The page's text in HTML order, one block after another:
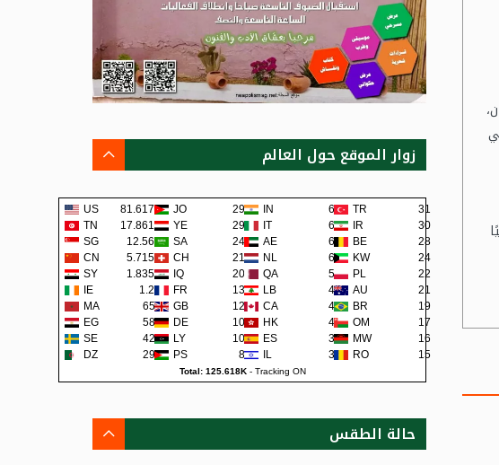
زوار الموقع حول العالم
US 81.617K JO 292 IN 65 TR
31
TN
17.861K YE 290 IT 62 IR
30
SG
12.56K SA 241 AE 62 BE
28
CN
5.715K CH 219 NL 60 KW
24
SY
1.835K IQ 200 QA 57 PL
22
IE
1.2K FR 138 LB 48 AU
21
MA
659 GB 129 CA 45 BR
19
EG
581 DE 108 HK 42 OM
17
SE
422 LY 105 ES 38 MW
16
DZ
295 PS 80 IL 36 RO 15
Total: 125.618K- Tracking ON
حالة الطقس